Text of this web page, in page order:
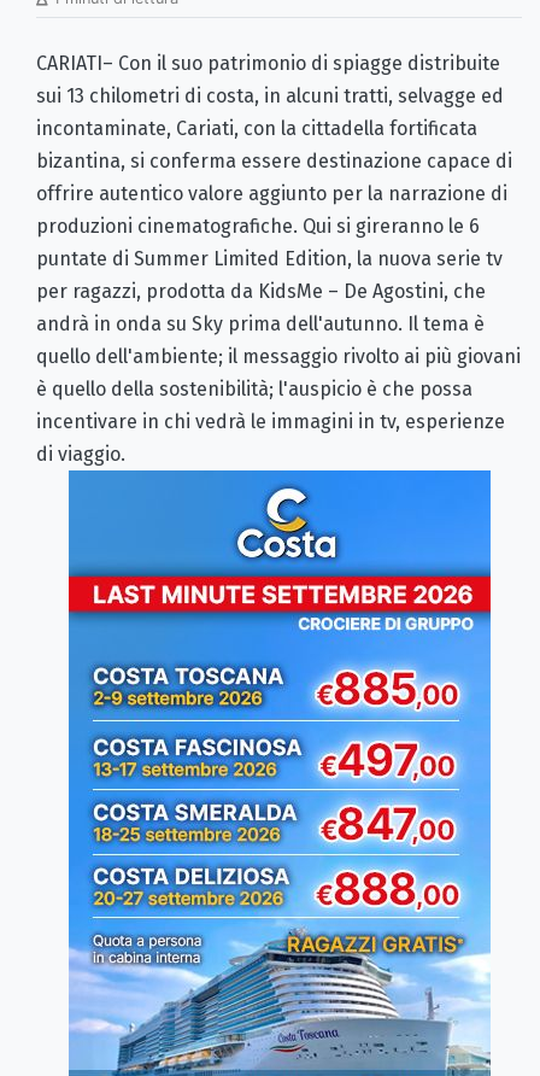
CARIATI– Con il suo patrimonio di spiagge distribuite
sui 13 chilometri di costa, in alcuni tratti, selvagge ed
incontaminate, Cariati, con la cittadella fortificata
bizantina, si conferma essere destinazione capace di
offrire autentico valore aggiunto per la narrazione di
produzioni cinematografiche. Qui si gireranno le 6
puntate di Summer Limited Edition, la nuova serie tv
per ragazzi, prodotta da KidsMe – De Agostini, che
andrà in onda su Sky prima dell'autunno. Il tema è
quello dell'ambiente; il messaggio rivolto ai più giovani
è quello della sostenibilità; l'auspicio è che possa
incentivare in chi vedrà le immagini in tv, esperienze
di viaggio.